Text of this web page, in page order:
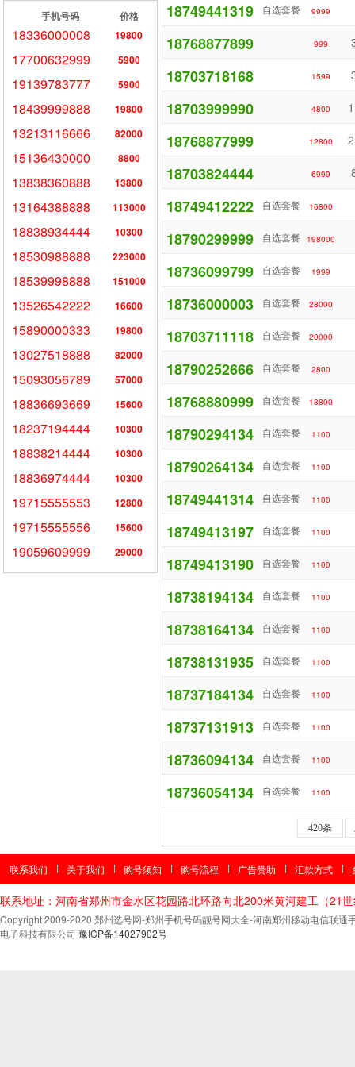
18749441319 自选套餐 9999
18768877899 999
18703718168 1599
18703999990 4800
18768877999 12800
18703824444 6999
18749412222 自选套餐 16800
18790299999 自选套餐 198000
18736099799 自选套餐 1999
18736000003 自选套餐 28000
18703711118 自选套餐 20000
18790252666 自选套餐 2800
18768880999 自选套餐 18800
18790294134 自选套餐 1100
18790264134 自选套餐 1100
18749441314 自选套餐 1100
18749413197 自选套餐 1100
18749413190 自选套餐 1100
18738194134 自选套餐 1100
18738164134 自选套餐 1100
18738131935 自选套餐 1100
18737184134 自选套餐 1100
18737131913 自选套餐 1100
18736094134 自选套餐 1100
18736054134 自选套餐 1100
420条
手机号码 价格
18336000008 19800
17700632999 5900
19139783777 5900
18439999888 19800
13213116666 82000
15136430000 8800
13838360888 13800
13164388888 113000
18838934444 10300
18530988888 223000
18539998888 151000
13526542222 16600
15890000333 19800
13027518888 82000
15093056789 57000
18836693669 15600
18237194444 10300
18838214444 10300
18836974444 10300
19715555553 12800
19715555556 15600
19059609999 29000
联系我们 关于我们 购号须知 购号流程 广告赞助 汇款方式
联系地址：河南省郑州市金水区花园路北环路向北200米黄河建工（21
Copyright 2009-2020 郑州选号网-郑州手机号码靓号网大全-河南郑州移动电信联通
电子科技有限公司 豫ICP备14027902号